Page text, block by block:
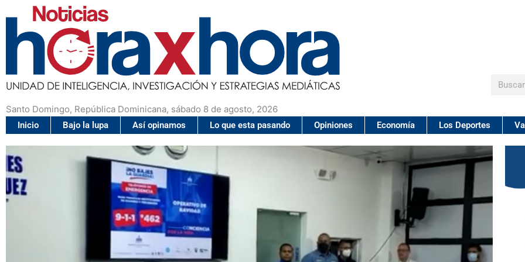
Santo Domingo, República Dominicana, sábado 8 de agosto, 2026
Buscar
Inicio Bajo la lupa Así opinamos Lo que esta pasando Opiniones Economía Los Deportes